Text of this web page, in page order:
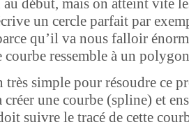
au début, mais on atteint vite
un cercle parfait par
qu’il va nous falloir
courbe ressemble à un
simple pour résoudre ce
créer une courbe (spline) et
suivre le tracé de cette